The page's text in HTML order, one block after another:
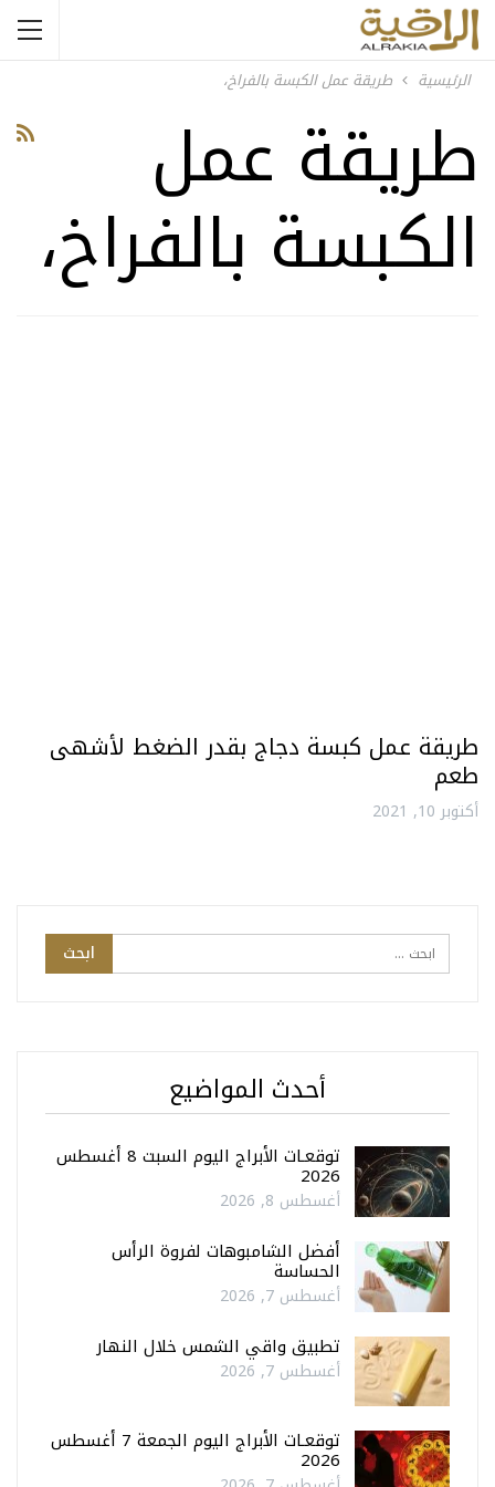
الرئيسية طريقة عمل الكبسة بالفراخ،
طريقة عمل
الكبسة بالفراخ،
طريقة عمل كبسة دجاج بقدر الضغط لأشهى
طعم
أكتوبر 10, 2021
أحدث المواضيع
توقعـات الأبراج اليوم السبت 8 أغسطس
2026
أغسطس 8, 2026
أفضل الشامبوهات لفروة الرأس
الحساسة
أغسطس 7, 2026
تطبيق واقي الشمس خلال النهار
أغسطس 7, 2026
توقعـات الأبراج اليوم الجمعة 7 أغسطس
2026